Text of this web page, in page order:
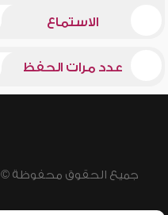
الاستماع
عدد مرات الحفظ
جميع الحقوق محفوظة © 2026 - 1998 لشبكة إسلام ويب